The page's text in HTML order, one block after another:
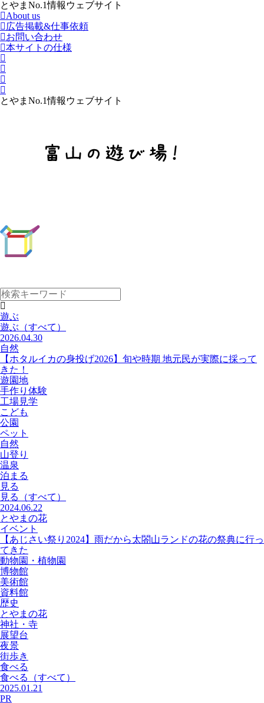
とやまNo.1情報ウェブサイト
About us
広告掲載&仕事依頼
お問い合わせ
本サイトの仕様
とやまNo.1情報ウェブサイト
遊ぶ
遊ぶ （すべて）
2026.04.30
自然
【ホタルイカの身投げ2026】旬や時期 地元民が実際に採って
きた！
遊園地
手作り体験
工場見学
こども
公園
ペット
自然
山登り
温泉
泊まる
見る
見る
（すべて）
2024.06.22
とやまの花
イベント
【あじさい祭り2024】雨だから太閤山ランドの花の祭典に行っ
てきた
動物園・植物園
博物館
美術館
資料館
歴史
とやまの花
神社・寺
展望台
夜景
街歩き
食べる
食べる
（すべて）
2025.01.21
PR